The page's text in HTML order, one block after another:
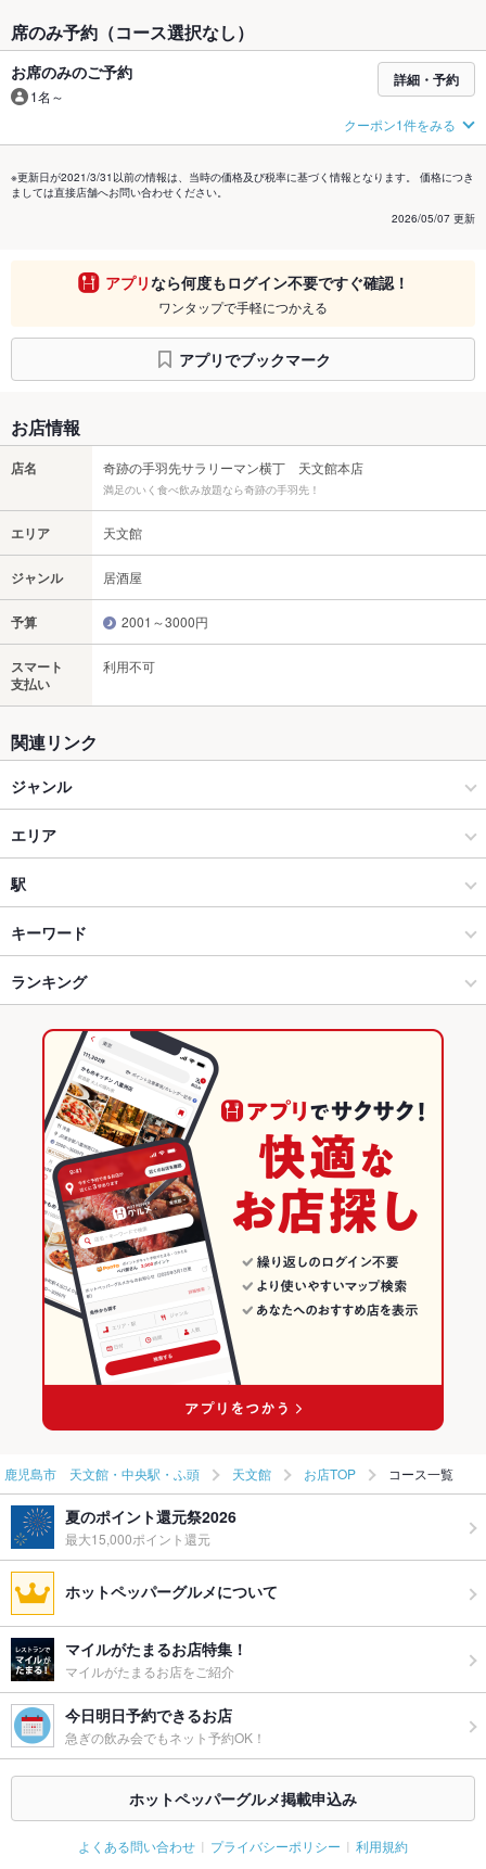
席のみ予約（コース選択なし）
お席のみのご予約
1名～
詳細・予約
クーポン1件をみる
※更新日が2021/3/31以前の情報は、当時の価格及び税率に基づく情報となります。 価格につき
ましては直接店舗へお問い合わせください。
2026/05/07 更新
アプリなら何度もログイン不要ですぐ確認！
ワンタップで手軽につかえる
アプリでブックマーク
お店情報
店名 奇跡の手羽先サラリーマン横丁 天文館本店
満足のいく食べ飲み放題なら奇跡の手羽先！
エリア 天文館
ジャンル 居酒屋
予算 2001～3000円
スマート
支払い
利用不可
関連リンク
ジャンル
居酒屋
和風
鹿児島市 天文館・中央駅・ふ頭 × 居酒屋
鹿児島市 天文館・中央駅・ふ頭 × 和風
天文館通駅 × 居酒屋
天文館通駅 × 和風
エリア
天文館
天文館 × 居酒屋
天文館 × 和風
鹿児島
鹿児島 × 居酒屋
鹿児島 × 和風
駅
天文館通駅
キーワード
卵焼き 手羽先
チャーハン 酢豚 天うどん
ランキング
鹿児島のグルメランキング
鹿児島の居酒屋ランキング
鹿児島市 天文館・中央駅・ふ頭のグルメランキング
鹿児島市 天文館・中央駅・ふ頭の居酒屋ランキング
天文館のグルメランキング
天文館の居酒屋ランキング
鹿児島市 天文館・中央駅・ふ頭 天文館 お店TOP コース一覧
夏のポイント還元祭2026
最大15,000ポイント還元
ホットペッパーグルメについて
マイルがたまるお店特集！
マイルがたまるお店をご紹介
今日明日予約できるお店
急ぎの飲み会でもネット予約OK！
ホットペッパーグルメ掲載申込み
よくある問い合わせ プライバシーポリシー 利用規約